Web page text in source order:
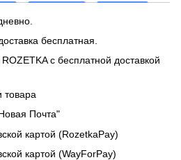
бесплатная.
с бесплатной доставкой
товара
Почта"
картой (RozetkaPay)
картой (WayForPay)